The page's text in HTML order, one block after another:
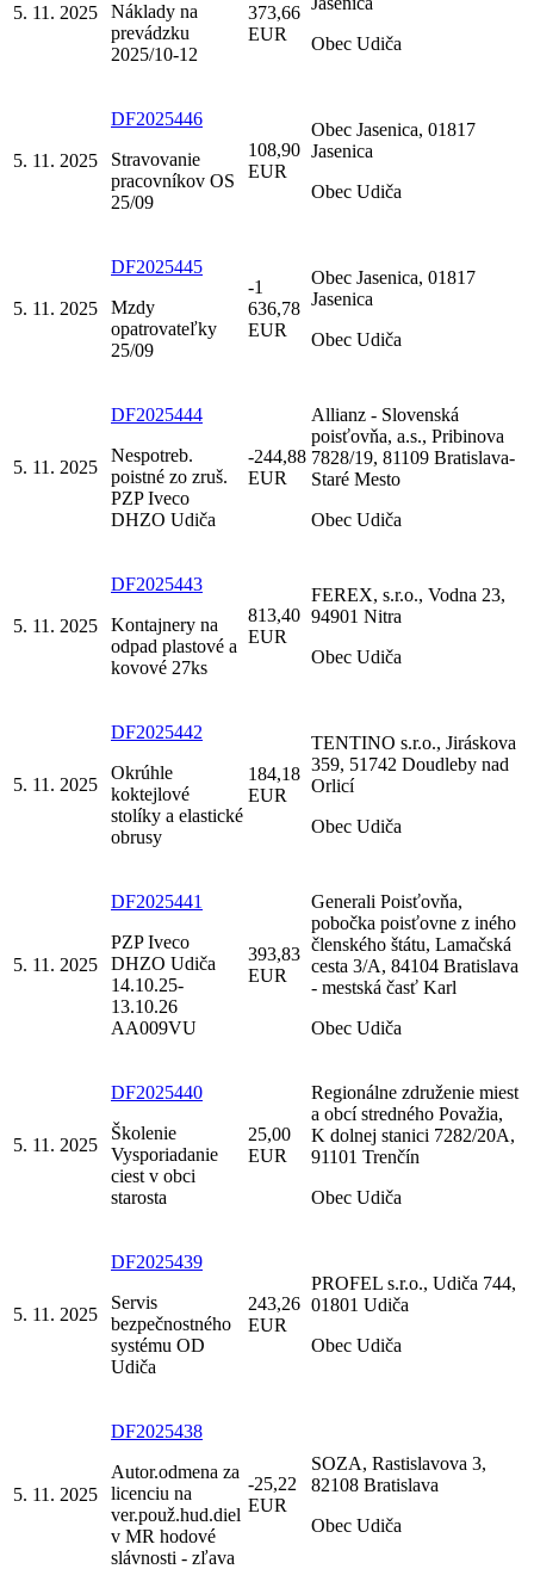
5. 11. 2025
Náklady na
prevádzku
2025/10-12
373,66
EUR
Obec Udiča
5. 11. 2025
DF2025446
Stravovanie
pracovníkov OS
25/09
108,90
EUR
Obec Jasenica, 01817
Jasenica
Obec Udiča
5. 11. 2025
DF2025445
Mzdy
opatrovateľky
25/09
-1
636,78
EUR
Obec Jasenica, 01817
Jasenica
Obec Udiča
5. 11. 2025
DF2025444
Nespotreb.
poistné zo zruš.
PZP Iveco
DHZO Udiča
-244,88
EUR
Allianz - Slovenská
poisťovňa, a.s., Pribinova
7828/19, 81109 Bratislava-
Staré Mesto
Obec Udiča
5. 11. 2025
DF2025443
Kontajnery na
odpad plastové a
kovové 27ks
813,40
EUR
FEREX, s.r.o., Vodna 23,
94901 Nitra
Obec Udiča
5. 11. 2025
DF2025442
Okrúhle
koktejlové
stolíky a elastické
obrusy
184,18
EUR
TENTINO s.r.o., Jiráskova
359, 51742 Doudleby nad
Orlicí
Obec Udiča
5. 11. 2025
DF2025441
PZP Iveco
DHZO Udiča
14.10.25-
13.10.26
AA009VU
393,83
EUR
Generali Poisťovňa,
pobočka poisťovne z iného
členského štátu, Lamačská
cesta 3/A, 84104 Bratislava
- mestská časť Karl
Obec Udiča
5. 11. 2025
DF2025440
Školenie
Vysporiadanie
ciest v obci
starosta
25,00
EUR
Regionálne združenie miest
a obcí stredného Považia,
K dolnej stanici 7282/20A,
91101 Trenčín
Obec Udiča
5. 11. 2025
DF2025439
Servis
bezpečnostného
systému OD
Udiča
243,26
EUR
PROFEL s.r.o., Udiča 744,
01801 Udiča
Obec Udiča
5. 11. 2025
DF2025438
Autor.odmena za
licenciu na
ver.použ.hud.diel
v MR hodové
slávnosti - zľava
-25,22
EUR
SOZA, Rastislavova 3,
82108 Bratislava
Obec Udiča